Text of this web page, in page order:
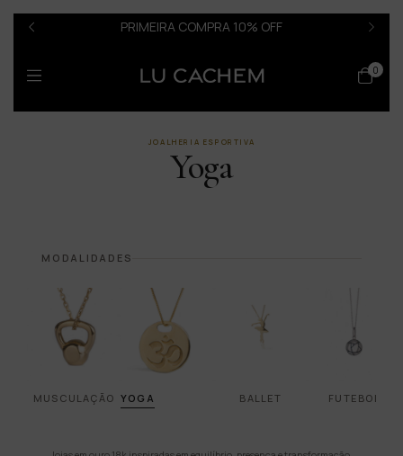
PRIMEIRA COMPRA 10% OFF
0
JOALHERIA ESPORTIVA
Yoga
MODALIDADES
MUSCULAÇÃO YOGA BALLET FUTEBOL